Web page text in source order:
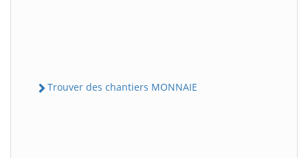
Trouver des chantiers MONNAIE